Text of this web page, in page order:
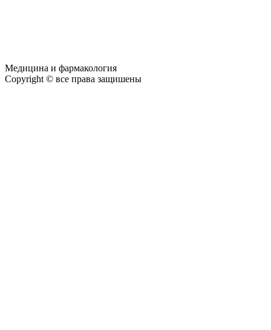
Медицина и фармакология
Copyright © все права защишены